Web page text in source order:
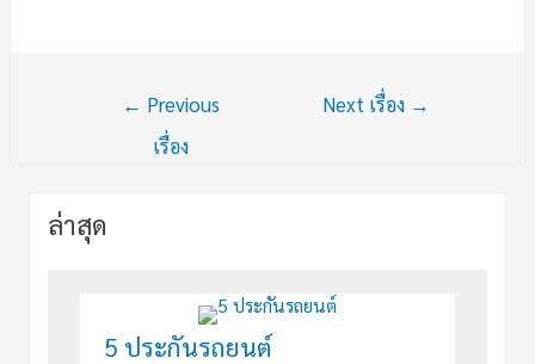
← Previous
เรื่อง
Next เรื่อง →
ล่าสุด
5 ประกันรถยนต์